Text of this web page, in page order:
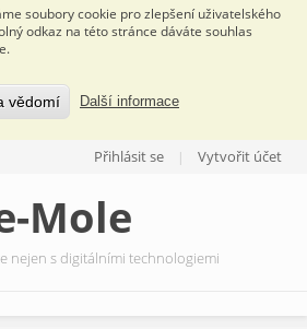
soubory cookie pro zlepšení uživatelského
odkaz na této stránce dáváte souhlas
vědomí Další informace
Přihlásit se Vytvořit účet
Mole
nejen s digitálními technologiemi